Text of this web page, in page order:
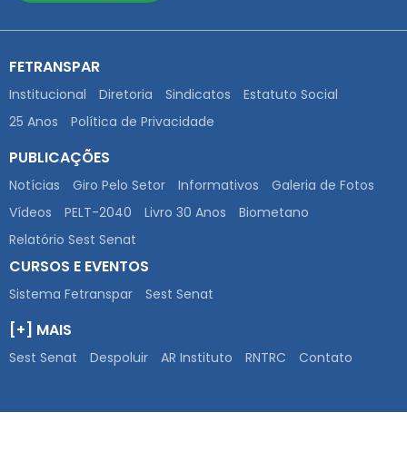
FETRANSPAR
Institucional Diretoria Sindicatos
Estatuto Social
25 Anos
Política de Privacidade
PUBLICAÇÕES
Notícias Giro Pelo Setor Informativos
Galeria de Fotos
Vídeos
PELT-2040 Livro 30 Anos
Biometano
Relatório Sest Senat
CURSOS E EVENTOS
Sistema Fetranspar Sest Senat
[+] MAIS
Sest Senat Despoluir AR Instituto RNTRC Contato